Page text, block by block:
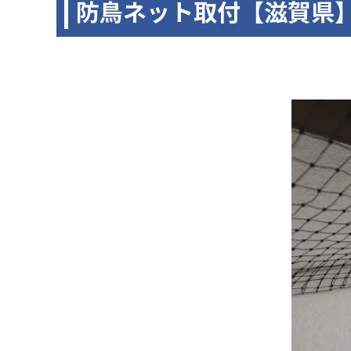
防鳥ネット取付【滋賀県